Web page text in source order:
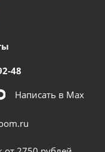
48
Написать в Мах